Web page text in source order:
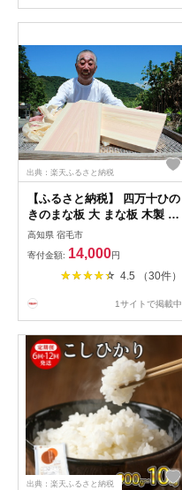
出典：楽天ふるさと納税
【ふるさと納税】 四万十ひの
きのまな板 大 まな板 木製 檜
ヒノキ 天然木 キッチン用品
調理器具 カッティングボード
長方形 四万十川 土佐 高知県
産 天然素材 抗菌 防カビ 耐久
物 ギフト 四国 宿毛市 高知市
高知県 宿毛市
寄付金額: 14,000円
4.5 （30件）
1サイトで掲載中
出典：楽天ふるさと納税